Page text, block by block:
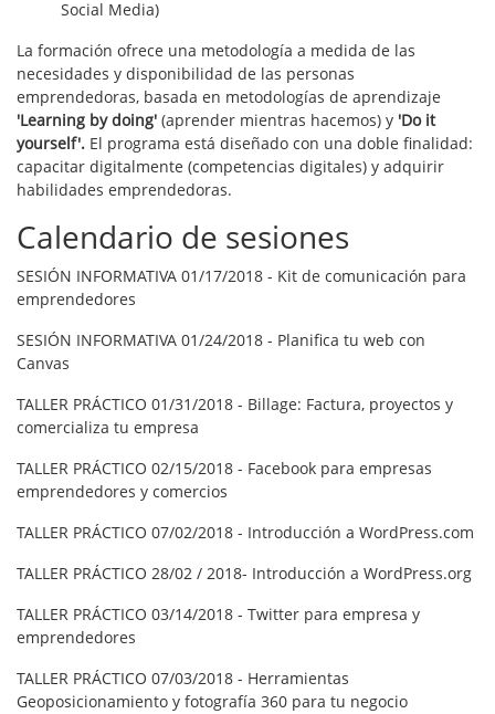
Social Media)
La formación ofrece una metodología a medida de las
necesidades y disponibilidad de las personas
emprendedoras, basada en metodologías de aprendizaje
'Learning by doing' (aprender mientras hacemos) y 'Do it
yourself'. El programa está diseñado con una doble finalidad:
capacitar digitalmente (competencias digitales) y adquirir
habilidades emprendedoras.
Calendario de sesiones
SESIÓN INFORMATIVA 01/17/2018 - Kit de comunicación para
emprendedores
SESIÓN INFORMATIVA 01/24/2018 - Planifica tu web con
Canvas
TALLER PRÁCTICO 01/31/2018 - Billage: Factura, proyectos y
comercializa tu empresa
TALLER PRÁCTICO 02/15/2018 - Facebook para empresas
emprendedores y comercios
TALLER PRÁCTICO 07/02/2018 - Introducción a WordPress.com
TALLER PRÁCTICO 28/02 / 2018- Introducción a WordPress.org
TALLER PRÁCTICO 03/14/2018 - Twitter para empresa y
emprendedores
TALLER PRÁCTICO 07/03/2018 - Herramientas
Geoposicionamiento y fotografía 360 para tu negocio